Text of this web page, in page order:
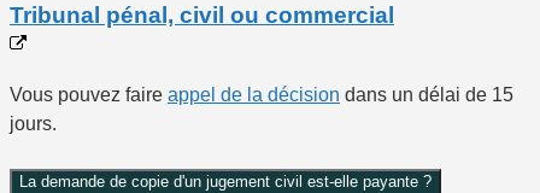
Tribunal pénal, civil ou commercial
Vous pouvez faire appel de la décision dans un délai de 15
jours.
La demande de copie d'un jugement civil est-elle payante ?